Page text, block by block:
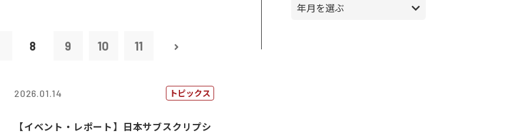
8 9 10 11
2026.01.14 トピックス
【イベント・レポート】日本サブスクリプシ
年月を選ぶ